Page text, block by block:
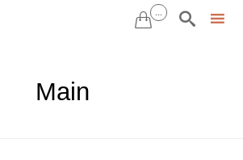
 ... 
Main